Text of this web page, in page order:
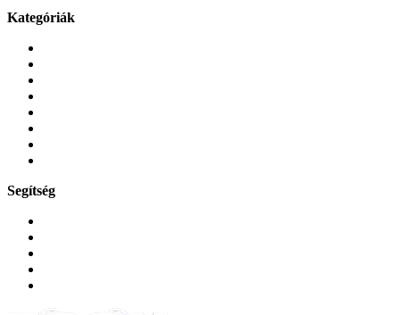
Kategóriák
Segítség